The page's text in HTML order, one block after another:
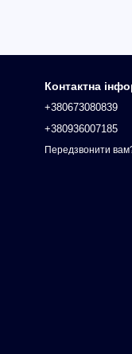
Контактна
+380673080839
+380936007185
Передзвонити